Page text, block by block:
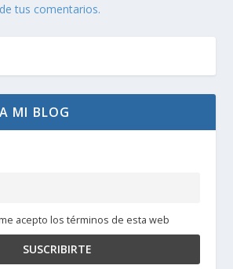
tus comentarios.
MI BLOG
acepto los términos de esta web